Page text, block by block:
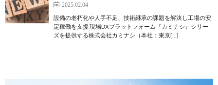
2025.02.04
設備の老朽化や人手不足、技術継承の課題を解決し工場の安
定稼働を支援 現場DXプラットフォーム『カミナシ』シリー
ズを提供する株式会社カミナシ（本社：東京[…]